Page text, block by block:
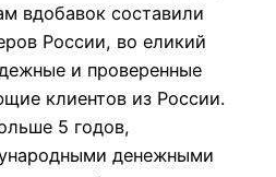
вдобавок составили
России, во еликий
и проверенные
клиентов из России.
5 годов,
денежными